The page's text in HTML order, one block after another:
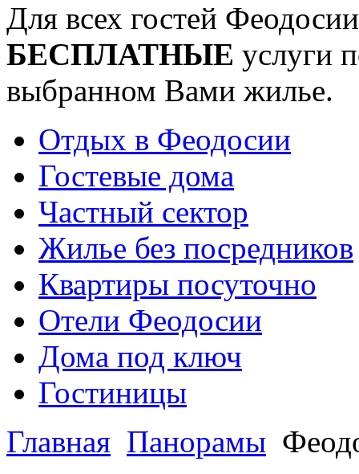
Для всех гостей
БЕСПЛАТНЫЕ услуги
выбранном Вами жилье.
Отдых в Феодосии
Гостевые дома
Частный сектор
Жилье без посредников
Квартиры посуточно
Отели Феодосии
Дома под ключ
Гостиницы
Главная Панорамы